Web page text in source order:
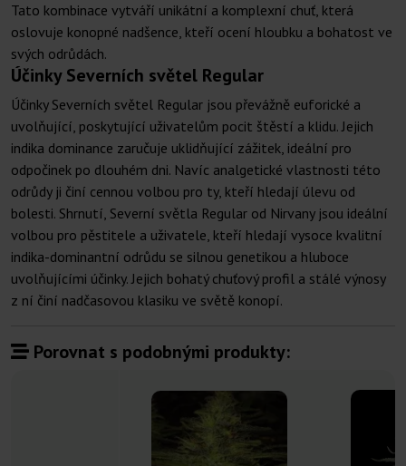
Tato kombinace vytváří unikátní a komplexní chuť, která
oslovuje konopné nadšence, kteří ocení hloubku a bohatost ve
svých odrůdách.
Účinky Severních světel Regular
Účinky Severních světel Regular jsou převážně euforické a
uvolňující, poskytující uživatelům pocit štěstí a klidu. Jejich
indika dominance zaručuje uklidňující zážitek, ideální pro
odpočinek po dlouhém dni. Navíc analgetické vlastnosti této
odrůdy ji činí cennou volbou pro ty, kteří hledají úlevu od
bolesti. Shrnutí, Severní světla Regular od Nirvany jsou ideální
volbou pro pěstitele a uživatele, kteří hledají vysoce kvalitní
indika-dominantní odrůdu se silnou genetikou a hluboce
uvolňujícími účinky. Jejich bohatý chuťový profil a stálé výnosy
z ní činí nadčasovou klasiku ve světě konopí.
Porovnat s podobnými produkty: